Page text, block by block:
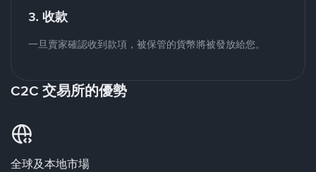
3. 收款
一旦賣家確認收到款項，被保管的貨幣將被發放給您。
C2C 交易所的優勢
全球及本地市場